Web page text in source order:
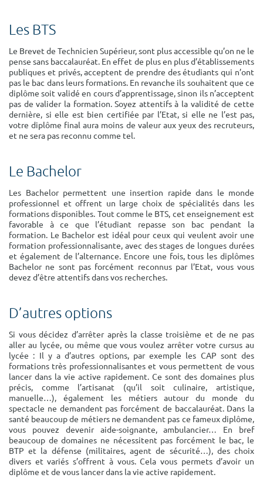
Les BTS
Le Brevet de Technicien Supérieur, sont plus accessible qu’on ne le
pense sans baccalauréat. En effet de plus en plus d’établissements
publiques et privés, acceptent de prendre des étudiants qui n’ont
pas le bac dans leurs formations. En revanche ils souhaitent que ce
diplôme soit validé en cours d’apprentissage, sinon ils n’acceptent
pas de valider la formation. Soyez attentifs à la validité de cette
dernière, si elle est bien certifiée par l’Etat, si elle ne l’est pas,
votre diplôme final aura moins de valeur aux yeux des recruteurs,
et ne sera pas reconnu comme tel.
Le Bachelor
Les Bachelor permettent une insertion rapide dans le monde
professionnel et offrent un large choix de spécialités dans les
formations disponibles. Tout comme le BTS, cet enseignement est
favorable à ce que l’étudiant repasse son bac pendant la
formation. Le Bachelor est idéal pour ceux qui veulent avoir une
formation professionnalisante, avec des stages de longues durées
et également de l’alternance. Encore une fois, tous les diplômes
Bachelor ne sont pas forcément reconnus par l’Etat, vous vous
devez d’être attentifs dans vos recherches.
D’autres options
Si vous décidez d’arrêter après la classe troisième et de ne pas
aller au lycée, ou même que vous voulez arrêter votre cursus au
lycée : Il y a d’autres options, par exemple les CAP sont des
formations très professionnalisantes et vous permettent de vous
lancer dans la vie active rapidement. Ce sont des domaines plus
précis, comme l’artisanat (qu’il soit culinaire, artistique,
manuelle…), également les métiers autour du monde du
spectacle ne demandent pas forcément de baccalauréat. Dans la
santé beaucoup de métiers ne demandent pas ce fameux diplôme,
vous pouvez devenir aide-soignante, ambulancier… En bref
beaucoup de domaines ne nécessitent pas forcément le bac, le
BTP et la défense (militaires, agent de sécurité…), des choix
divers et variés s’offrent à vous. Cela vous permets d’avoir un
diplôme et de vous lancer dans la vie active rapidement.